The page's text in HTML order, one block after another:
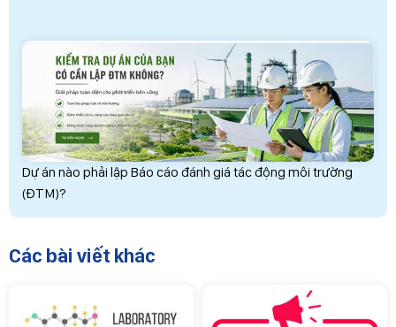
Dự án nào phải lập Báo cáo đánh giá tác động môi trường
(ĐTM)?
Các bài viết khác